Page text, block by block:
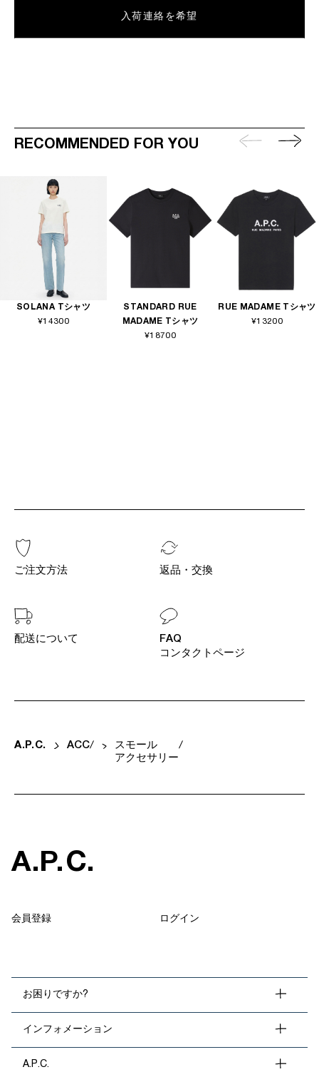
入荷連絡を希望
RECOMMENDED FOR YOU
SOLANA Tシャツ
¥14300
STANDARD RUE
MADAME Tシャツ
¥18700
RUE MADAME Tシャツ
¥13200
ご注文方法 返品・交換
配送について
FAQ
コンタクトページ
A. P. C. ACC
スモール
アクセサリー
A.P.C.
会員登録 ログイン
お困りですか?
インフォメーション
A.P.C.